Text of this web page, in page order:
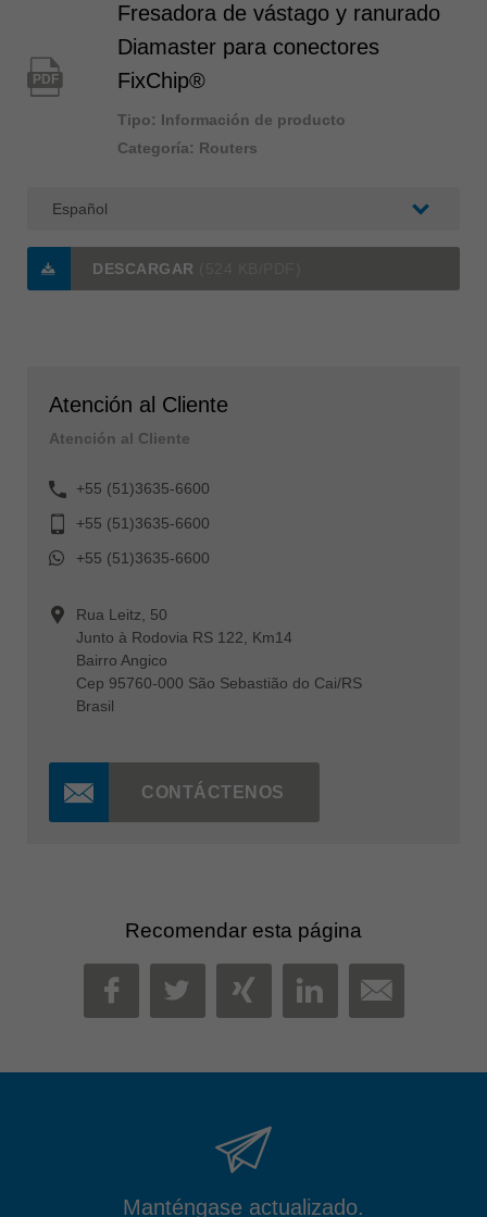
PDF
Fresadora de vástago y ranurado
Diamaster para conectores
FixChip®
Tipo: Información de producto
Categoría: Routers
DESCARGAR
Atención al Cliente
Atención al Cliente
+55 (51)3635-6600
+55 (51)3635-6600
+55 (51)3635-6600
Rua Leitz, 50
Junto à Rodovia RS 122, Km14
Bairro Angico
Cep 95760-000 São Sebastião do Cai/RS
Brasil
CONTÁCTENOS
Recomendar esta página
FACEBOOK
TWITTER
XINGLINKEDIN
MAIL
Manténgase actualizado.